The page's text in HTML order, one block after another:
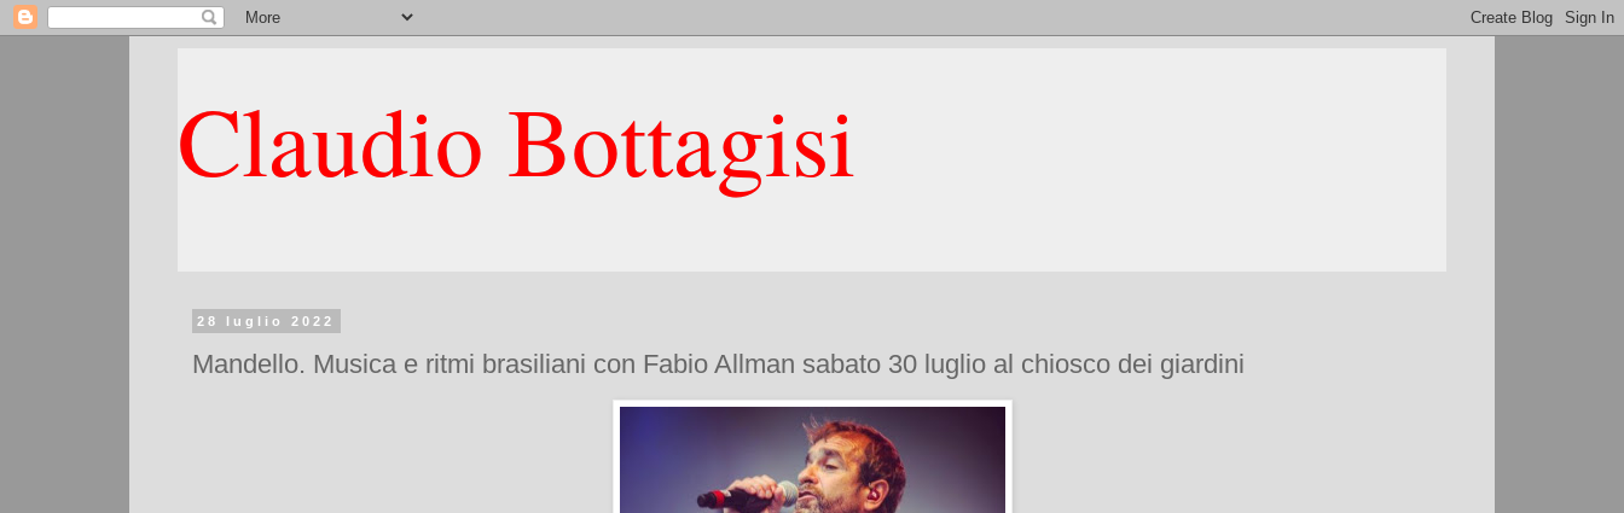
Claudio Bottagisi
28 luglio 2022
Mandello. Musica e ritmi brasiliani con Fabio Allman sabato 30 luglio al chiosco dei giardini